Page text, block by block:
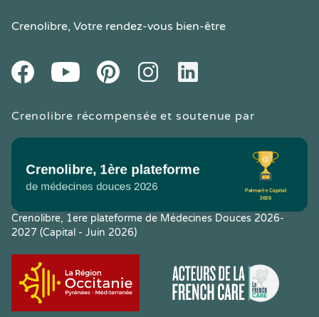
Crenolibre, Votre rendez-vous bien-être
FacebookYoutube PinteresetInstagramLinkedIn
Crenolibre récompensée et soutenue par
Crenolibre, 1ere plateforme de Médecines Douces 2026-
2027 (Capital - Juin 2026)